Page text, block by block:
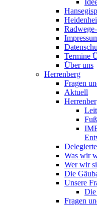
Termine
Über uns
Herrenberg
Fragen
Aktuell
Was wir
Wer wir
Die
Unsere
Die
Fragen